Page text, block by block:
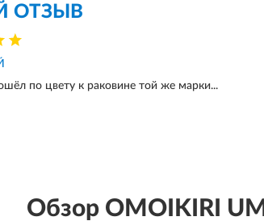
ОТЗЫВ
по цвету к раковине той же марки...
Обзор OMOIKIRI UMI